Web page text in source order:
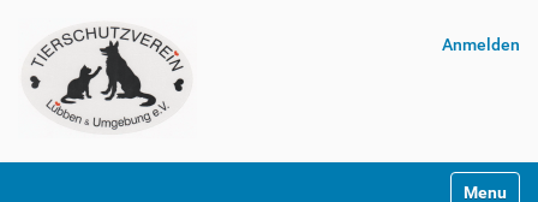
Anmelden